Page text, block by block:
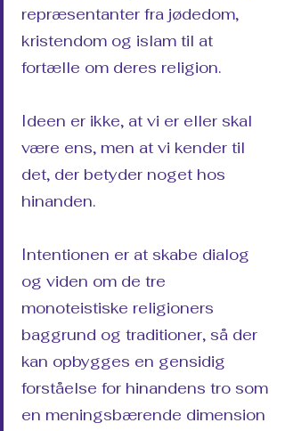
repræsentanter fra jødedom,
kristendom og islam til at
fortælle om deres religion.
Ideen er ikke, at vi er eller skal
være ens, men at vi kender til
det, der betyder noget hos
hinanden.
Intentionen er at skabe dialog
og viden om de tre
monoteistiske religioners
baggrund og traditioner, så der
kan opbygges en gensidig
forståelse for hinandens tro som
en meningsbærende dimension